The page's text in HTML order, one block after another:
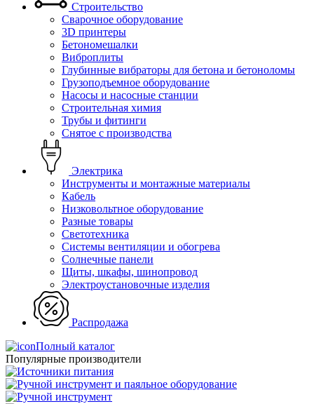
Строительство
Сварочное оборудование
3D принтеры
Бетономешалки
Виброплиты
Глубинные вибраторы для бетона и бетоноломы
Грузоподъемное оборудование
Насосы и насосные станции
Строительная химия
Трубы и фитинги
Снятое с производства
Электрика
Инструменты и монтажные материалы
Кабель
Низковольтное оборудование
Разные товары
Светотехника
Системы вентиляции и обогрева
Солнечные панели
Щиты, шкафы, шинопровод
Электроустановочные изделия
Распродажа
Полный каталог
Популярные производители